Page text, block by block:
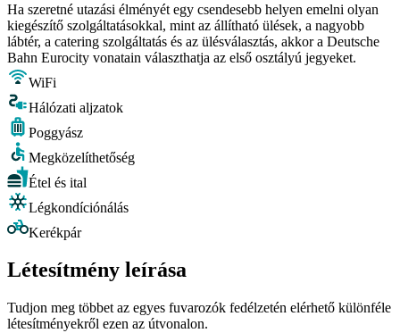
Ha szeretné utazási élményét egy csendesebb helyen emelni olyan
kiegészítő szolgáltatásokkal, mint az állítható ülések, a nagyobb
lábtér, a catering szolgáltatás és az ülésválasztás, akkor a Deutsche
Bahn Eurocity vonatain választhatja az első osztályú jegyeket.
WiFi
Hálózati aljzatok
Poggyász
Megközelíthetőség
Étel és ital
Légkondíciónálás
Kerékpár
Létesítmény leírása
Tudjon meg többet az egyes fuvarozók fedélzetén elérhető különféle
létesítményekről ezen az útvonalon.